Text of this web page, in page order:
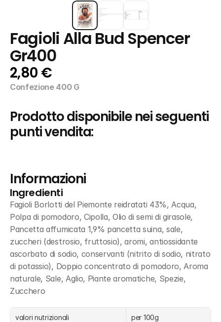
Fagioli Alla Bud Spencer
Gr400
2,80 €
Confezione 400 G
Prodotto disponibile nei seguenti
punti vendita:
Informazioni
Ingredienti
Fagioli Borlotti del Piemonte reidratati 43%, Acqua,
Polpa di pomodoro, Cipolla, Olio di semi di girasole,
Pancetta affumicata 1,9% pancetta suina, sale,
zuccheri (destrosio, fruttosio), aromi, antiossidante
ascorbato di sodio, conservanti (nitrito di sodio, nitrato
di potassio), Doppio concentrato di pomodoro, Aroma
naturale, Sale, Aglio, Piante aromatiche, Spezie,
Zucchero
valori nutrizionali per 100g